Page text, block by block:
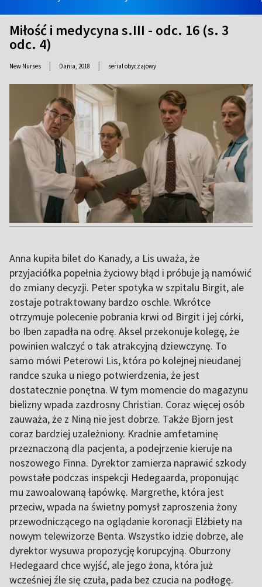
Miłość i medycyna s.III - odc. 16 (s. 3
odc. 4)
New Nurses | Dania, 2018 | serial obyczajowy
Anna kupiła bilet do Kanady, a Lis uważa, że
przyjaciółka popełnia życiowy błąd i próbuje ją namówić
do zmiany decyzji. Peter spotyka w szpitalu Birgit, ale
zostaje potraktowany bardzo oschle. Wkrótce
otrzymuje polecenie pobrania krwi od Birgit i jej córki,
bo Iben zapadła na odrę. Aksel przekonuje kolegę, że
powinien walczyć o tak atrakcyjną dziewczynę. To
samo mówi Peterowi Lis, która po kolejnej nieudanej
randce szuka u niego potwierdzenia, że jest
dostatecznie ponętna. W tym momencie do magazynu
bielizny wpada zazdrosny Christian. Coraz więcej osób
zauważa, że z Niną nie jest dobrze. Także Bjorn jest
coraz bardziej uzależniony. Kradnie amfetaminę
przeznaczoną dla pacjenta, a podejrzenie kieruje na
noszowego Finna. Dyrektor zamierza naprawić szkody
powstałe podczas inspekcji Hedegaarda, proponując
mu zawoalowaną łapówkę. Margrethe, która jest
przeciw, wpada na świetny pomysł zaproszenia żony
przewodniczącego na oglądanie koronacji Elżbiety na
nowym telewizorze Benta. Wszystko idzie dobrze, ale
dyrektor wysuwa propozycję korupcyjną. Oburzony
Hedegaard chce wyjść, ale jego żona, która już
wcześniej źle się czuła, pada bez czucia na podłogę.